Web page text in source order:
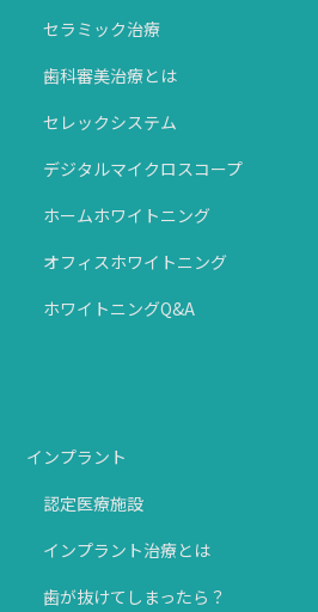
セラミック治療
歯科審美治療とは
セレックシステム
デジタルマイクロスコープ
ホームホワイトニング
オフィスホワイトニング
ホワイトニングQ&A
インプラント
認定医療施設
インプラント治療とは
歯が抜けてしまったら？